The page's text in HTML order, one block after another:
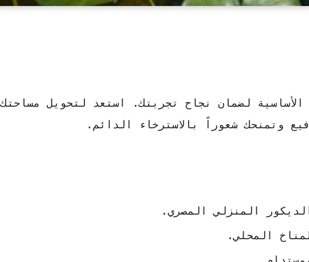
لضمان نجاح تجربتك. استعد لتحويل مساحتك
وتمنحك شعوراً بالاسترخاء الدائم.
المنزلي المصري.
المحلي.